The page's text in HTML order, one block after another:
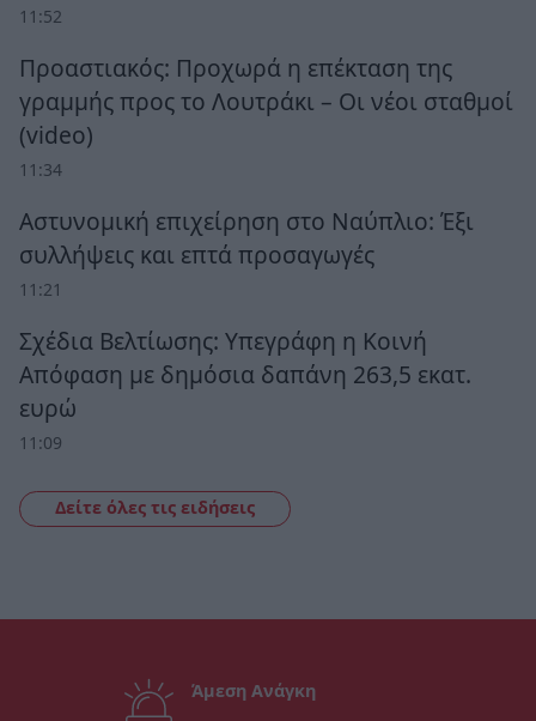
11:52
Προαστιακός: Προχωρά η επέκταση της
γραμμής προς το Λουτράκι – Οι νέοι σταθμοί
(video)
11:34
Αστυνομική επιχείρηση στο Ναύπλιο: Έξι
συλλήψεις και επτά προσαγωγές
11:21
Σχέδια Βελτίωσης: Υπεγράφη η Κοινή
Απόφαση με δημόσια δαπάνη 263,5 εκατ.
ευρώ
11:09
Δείτε όλες τις ειδήσεις
Άμεση Ανάγκη